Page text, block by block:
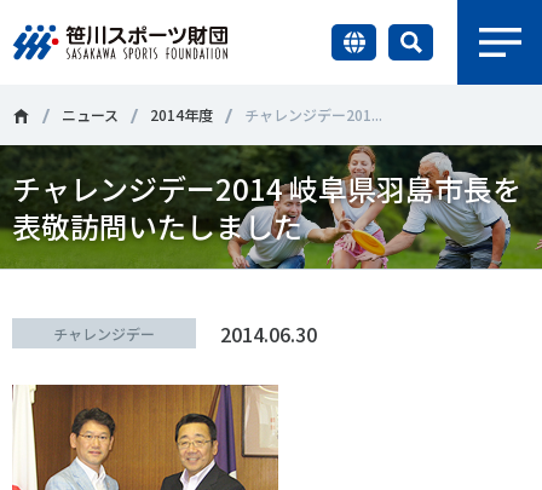
財団情報
研究員紹介
調査・研究
社会づくり
国際情報
知る学ぶ
＃誰が子どものスポーツをささえるのか ＃部活動
＃アクティブなまちづくり ＃日本人の身体活動と健康寿命
＃障害者スポーツ ＃スポーツ基本計画
調査・研究
ニュース 2014年度 チャレンジデー201...
チャレンジデー2014 岐阜県羽島市長を
表敬訪問いたしました
チャレンジデー 2014.06.30